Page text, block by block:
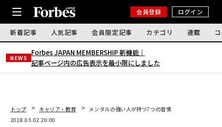
会員登録 ログイン
新着記事 人気記事 会員限定記事 カテゴリ 連載
NEWS
Forbes JAPAN MEMBERSHIP 新機能｜
記事ページ内の広告表示を最小限にしました
トップ キャリア・教育
メンタルの強い人が持つ7つの習慣
2018.03.02 20:00